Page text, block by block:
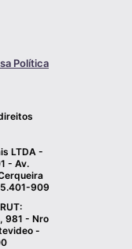
Política
LTDA -
- Av.
909
981 - Nro
-